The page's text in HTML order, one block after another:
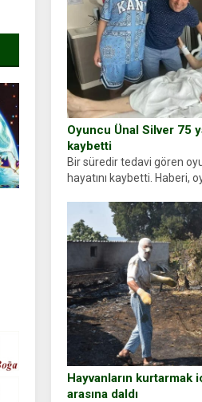
eksik olduğunu...
Oyuncu Ünal Silver 75
kaybetti
Bir süredir tedavi gören
hayatını kaybetti. Haberi,
sosyal medya hesabında
çok değerli dostumuz...
Hayvanların kurtarmak
arasına daldı